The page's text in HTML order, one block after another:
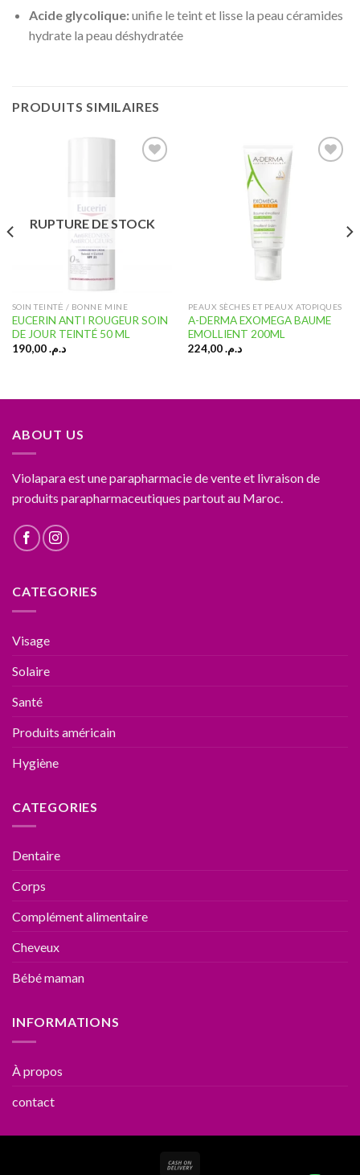
Acide glycolique:unifie le teint et lisse la peau céramides
hydrate la peau déshydratée
PRODUITS SIMILAIRES
d’envies
RUPTURE DE STOCK
SOIN TEINTĖ / BONNE MINE
EUCERIN ANTI ROUGEUR SOIN
DE JOUR TEINTÉ 50 ML
د.م.190,00
PEAUX SÈCHES ET PEAUX ATOPIQUES
A-DERMA EXOMEGA BAUME
EMOLLIENT 200ML
د.م.224,00
ABOUT US
Violapara est une parapharmacie de vente et livraison de
produits parapharmaceutiques partout au Maroc.
CATEGORIES
Visage
Solaire
Santé
Produits américain
Hygiène
CATEGORIES
Dentaire
Corps
Complément alimentaire
Cheveux
Bébé maman
INFORMATIONS
À propos
contact